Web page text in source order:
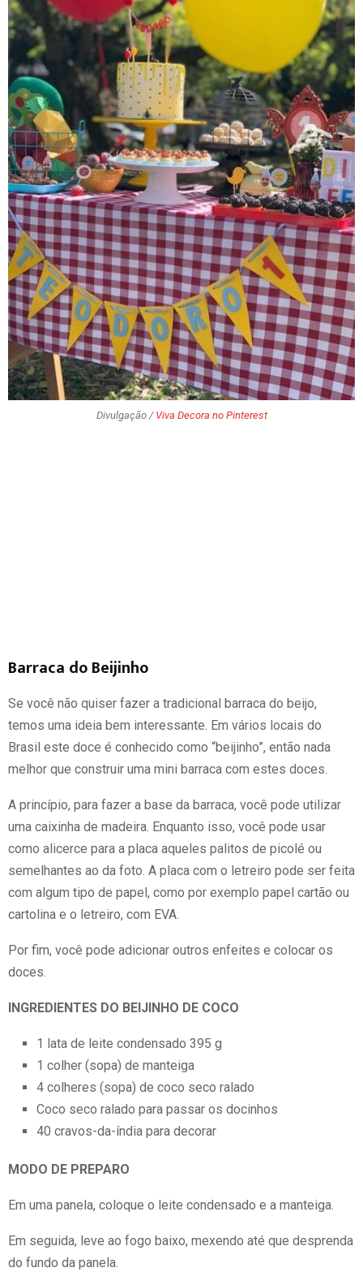
Divulgação / Viva Decora no Pinterest
Barraca do Beijinho
Se você não quiser fazer a tradicional barraca do beijo,
temos uma ideia bem interessante. Em vários locais do
Brasil este doce é conhecido como “beijinho”, então nada
melhor que construir uma mini barraca com estes doces.
A princípio, para fazer a base da barraca, você pode utilizar
uma caixinha de madeira. Enquanto isso, você pode usar
como alicerce para a placa aqueles palitos de picolé ou
semelhantes ao da foto. A placa com o letreiro pode ser feita
com algum tipo de papel, como por exemplo papel cartão ou
cartolina e o letreiro, com EVA.
Por fim, você pode adicionar outros enfeites e colocar os
doces.
INGREDIENTES DO BEIJINHO DE COCO
1 lata de leite condensado 395 g
1 colher (sopa) de manteiga
4 colheres (sopa) de coco seco ralado
Coco seco ralado para passar os docinhos
40 cravos-da-índia para decorar
MODO DE PREPARO
Em uma panela, coloque o leite condensado e a manteiga.
Em seguida, leve ao fogo baixo, mexendo até que desprenda
do fundo da panela.